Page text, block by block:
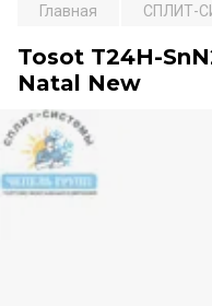
Главная СПЛИТ-
Tosot T24H-
Natal New